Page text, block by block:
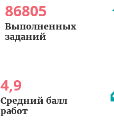
86805
Выполненных
заданий
4,9
Средний балл
работ